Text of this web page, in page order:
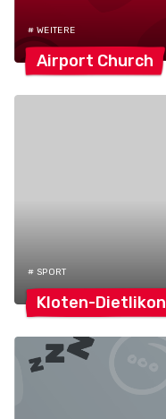
# WEITERE
Airport Church
# SPORT
Kloten-Dietlikon